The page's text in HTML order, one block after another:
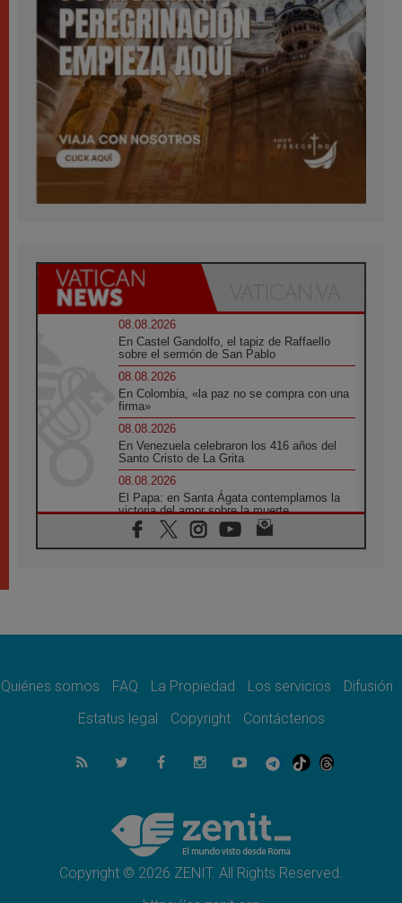
08.08.2026
En Castel Gandolfo, el tapiz de Raffaello
sobre el sermón de San Pablo
08.08.2026
En Colombia, «la paz no se compra con una
firma»
08.08.2026
En Venezuela celebraron los 416 años del
Santo Cristo de La Grita
08.08.2026
El Papa: en Santa Ágata contemplamos la
victoria del amor sobre la muerte
08.08.2026
León XIV visitará el Santuario de la Madre
07.08.2026
07.08.2026
el compromiso del cristiano"
La matanza de niños en Gaza no cesa: 300
muertos en 300 días
Tagle: La guerra desfigura el mundo, solo la
revelación de Dios lo transfigura
Quiénes somos FAQ La Propiedad Los servicios
Difusión
Estatus legal
Copyright Contáctenos
Copyright © 2026 ZENIT. All Rights Reserved.